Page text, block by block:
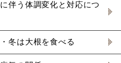
伴う体調変化と対応につ
冬は大根を食べる